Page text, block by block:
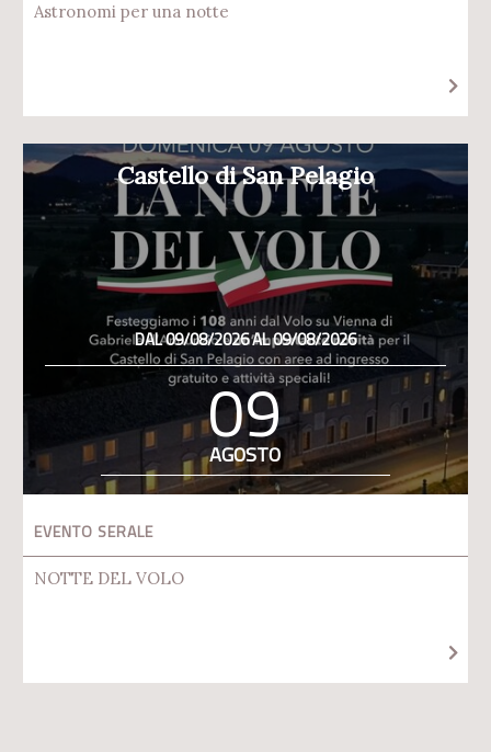
Astronomi per una notte
Castello di San Pelagio
DAL 09/08/2026 AL 09/08/2026
09
AGOSTO
EVENTO SERALE
NOTTE DEL VOLO